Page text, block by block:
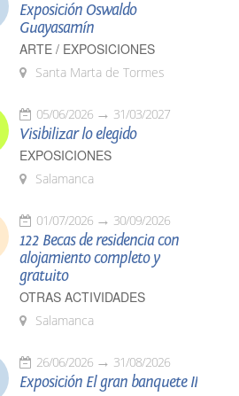
Exposición Oswaldo
Guayasamín
ARTE / EXPOSICIONES
Santa Marta de Tormes
05/06/2026 31/03/2027
Visibilizar lo elegido
EXPOSICIONES
Salamanca
01/07/2026 30/09/2026
122 Becas de residencia con
alojamiento completo y
gratuito
OTRAS ACTIVIDADES
Salamanca
26/06/2026 31/08/2026
Exposición El gran banquete II